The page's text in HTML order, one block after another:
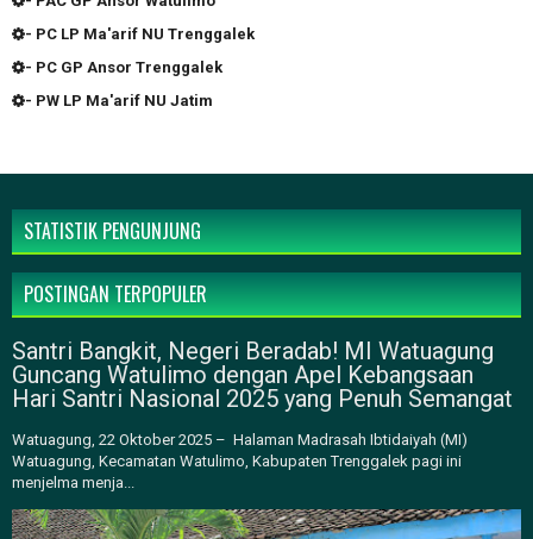
- PC LP Ma'arif NU Trenggalek
- PC GP Ansor Trenggalek
- PW LP Ma'arif NU Jatim
STATISTIK PENGUNJUNG
POSTINGAN TERPOPULER
Santri Bangkit, Negeri Beradab! MI Watuagung
Guncang Watulimo dengan Apel Kebangsaan
Hari Santri Nasional 2025 yang Penuh Semangat
Watuagung, 22 Oktober 2025 – Halaman Madrasah Ibtidaiyah (MI)
Watuagung, Kecamatan Watulimo, Kabupaten Trenggalek pagi ini
menjelma menja...